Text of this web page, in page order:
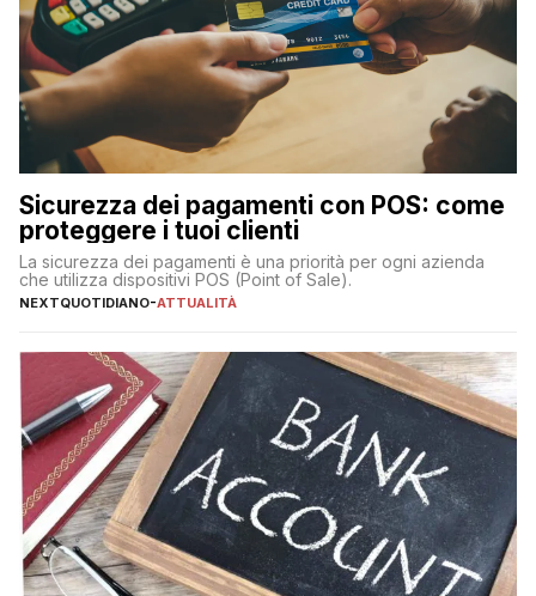
Sicurezza dei pagamenti con POS: come
proteggere i tuoi clienti
La sicurezza dei pagamenti è una priorità per ogni azienda
che utilizza dispositivi POS (Point of Sale).
NEXTQUOTIDIANO-ATTUALITÀ